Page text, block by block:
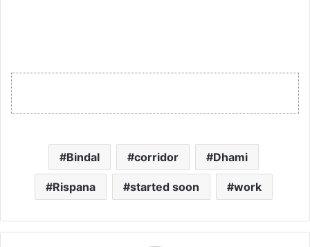
Bindal corridor Dhami
Rispana started soon work